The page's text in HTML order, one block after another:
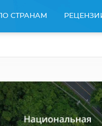
ПО СТРАНАМ